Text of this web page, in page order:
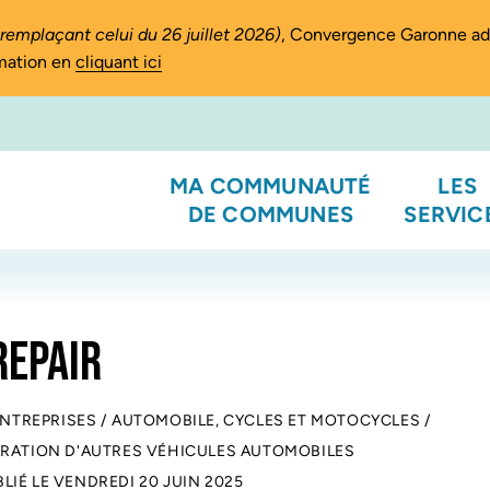
celui du 26 juillet 2026), Convergence Garonne
en cliquant ici
MA COMMUNAUTÉ
DE COMMUNES
LES
/ AUTOMOBILE, CYCLES ET MOTOCYCLES /
D'AUTRES VÉHICULES AUTOMOBILES
LE VENDREDI 20 JUIN 2025